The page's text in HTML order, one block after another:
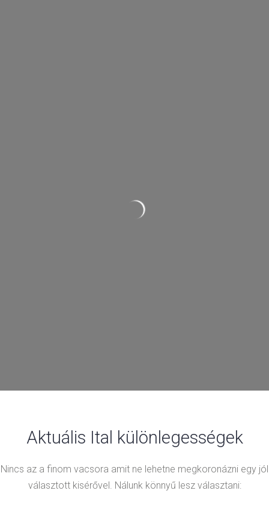
Aktuális Ital különlegességek
Nincs az a finom vacsora amit ne lehetne megkoronázni egy jól
választott kisérővel. Nálunk könnyű lesz választani: